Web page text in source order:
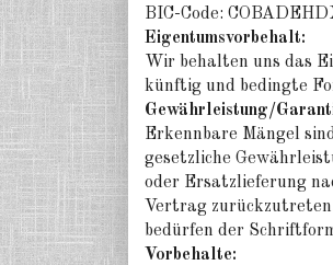
BIC-Code:
Eigentumsvorbehalt:
Wir behalten uns das
künftig und bedingte
Gewährleistung/
Erkennbare Mängel
gesetzliche
oder Ersatzlieferung
Vertrag
bedürfen der
Vorbehalte: